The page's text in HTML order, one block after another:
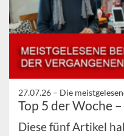
27.07.26 – Die
Top 5 der Woche
Diese fünf Artikel